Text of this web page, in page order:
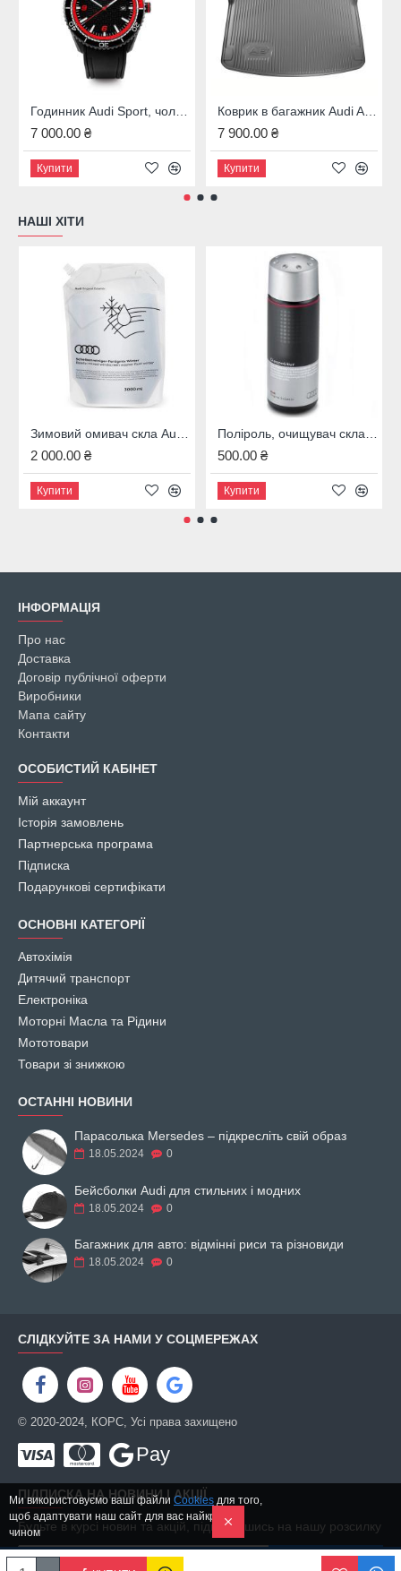
Годинник Audi Sport, чоловічий, чорний / червоний, 3102000200
7 000.00 ₴
Купити
Коврик в багажник Audi A6 (4A5; C8) Avant, 4K0061180
7 900.00 ₴
Купити
НАШІ ХІТИ
Зимовий омивач скла Audi, 4M8096323B
2 000.00 ₴
Купити
Поліроль, очищувач скла Audi, 00A096329020
500.00 ₴
Купити
ІНФОРМАЦІЯ
Про нас
Доставка
Договір публічної оферти
Виробники
Мапа сайту
Контакти
ОСОБИСТИЙ КАБІНЕТ
Мій аккаунт
Історія замовлень
Партнерська програма
Підписка
Подарункові сертифікати
ОСНОВНІ КАТЕГОРІЇ
Автохімія
Дитячий транспорт
Електроніка
Моторні Масла та Рідини
Мототовари
Товари зі знижкою
ОСТАННІ НОВИНИ
Парасолька Mersedes – підкресліть свій образ
18.05.2024 0
Бейсболки Audi для стильних і модних
18.05.2024 0
Багажник для авто: відмінні риси та різновиди
18.05.2024 0
СЛІДКУЙТЕ ЗА НАМИ У СОЦМЕРЕЖАХ
© 2020-2024, КОРС, Усі права захищено
Pay
ПІДПИСКА НА НОВИНИ І АКЦІЇ
Будьте в курсі новин та акцій, підписавшись на нашу розсилку
Ми використовуємо ваші файли Cookies для того,
щоб адаптувати наш сайт для вас найкращим
чином